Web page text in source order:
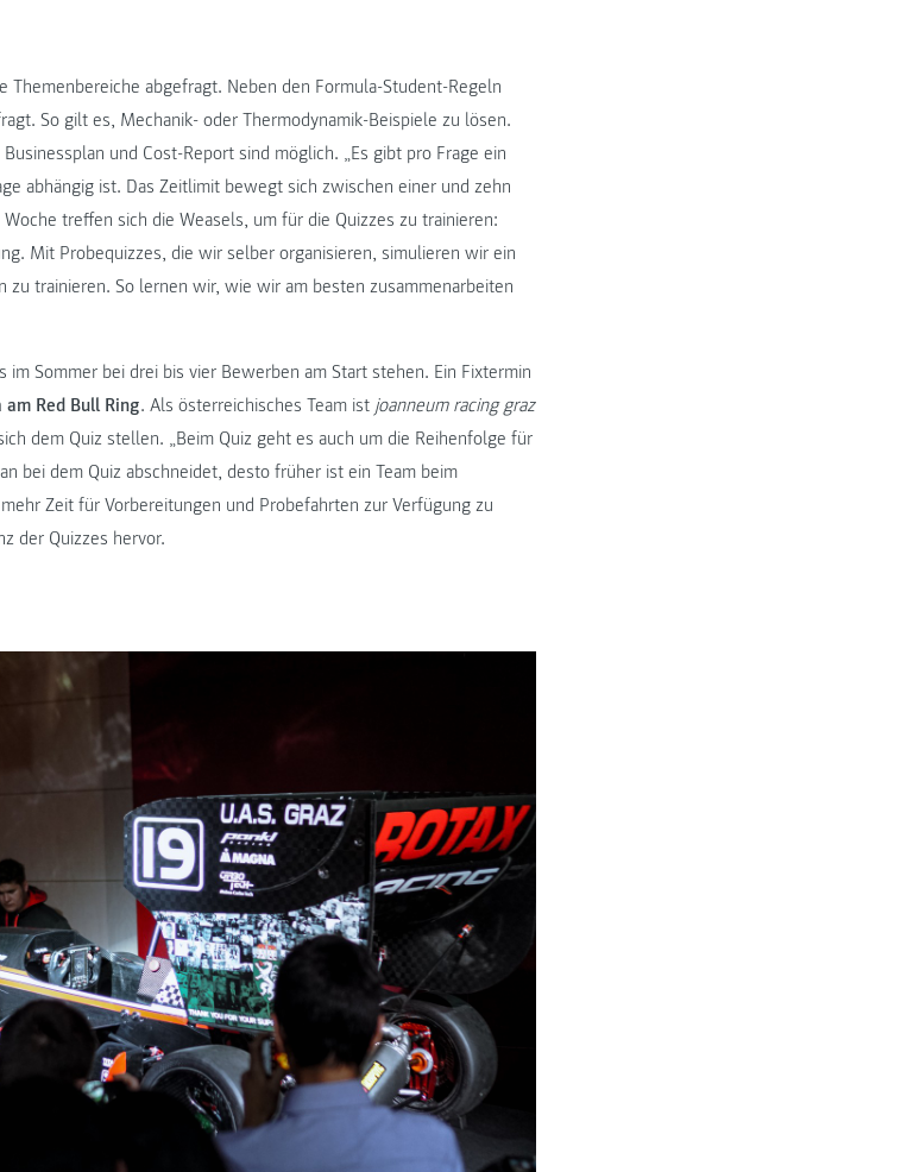
Themenbereiche abgefragt. Neben den Formula-Student-Regeln
So gilt es, Mechanik- oder Thermodynamik-Beispiele zu lösen.
und Cost-Report sind möglich. „Es gibt pro Frage ein
abhängig ist. Das Zeitlimit bewegt sich zwischen einer und zehn
treffen sich die Weasels, um für die Quizzes zu trainieren:
Mit Probequizzes, die wir selber organisieren, simulieren wir ein
zu trainieren. So lernen wir, wie wir am besten zusammenarbeiten
Sommer bei drei bis vier Bewerben am Start stehen. Ein Fixtermin
Red Bull Ring. Als österreichisches Team ist joanneum racing graz
dem Quiz stellen. „Beim Quiz geht es auch um die Reihenfolge für
bei dem Quiz abschneidet, desto früher ist ein Team beim
Zeit für Vorbereitungen und Probefahrten zur Verfügung zu
der Quizzes hervor.